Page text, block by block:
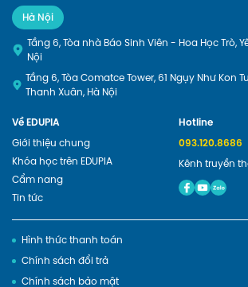
Hà Nội
Tầng 6, Tòa nhà Báo Sinh Viên - Hoa Học Trò,
Nội
Tầng 6, Tòa Comatce Tower, 61 Ngụy Như Kon
Thanh Xuân, Hà Nội
Về EDUPIA
Giới thiệu chung
Khóa học trên EDUPIA
Cẩm nang
Tin tức
Hotline
093.120.8686
Kênh truyền
Hình thức thanh toán
Chính sách đổi trả
Chính sách bảo mật